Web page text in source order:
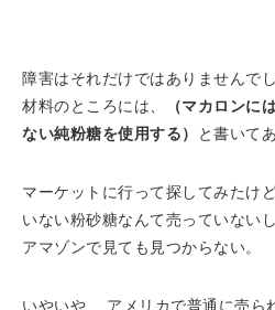
障害はそれだけではありませんでし
材料のところには、
（マカロンに
ない純粉糖を使用する）
と書いて
マーケットに行って探してみたけ
いない粉砂糖なんて売っていないし
アマゾンで見ても見つからない。
いやいや… アメリカで普通に売ら